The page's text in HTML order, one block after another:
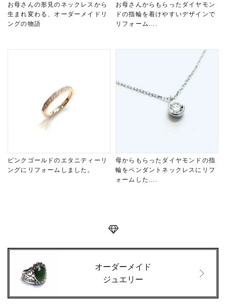
お母さんの形見のネックレスから
生まれ変わる、オーダーメイドリ
ングの物語
お母さんからもらったダイヤモン
ドの指輪を着けやすいデザインで
リフォーム....
ピンクゴールドのエタニティーリ
ングにリフォームしました。
母からもらったダイヤモンドの指
輪をペンダントネックレスにリフ
ォームした....
オーダーメイド
ジュエリー